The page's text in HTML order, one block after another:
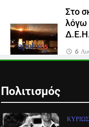
Στο
λόγω
6
Πολιτισμός